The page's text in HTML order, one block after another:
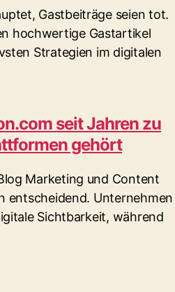
Gastbeiträge seien tot.
hochwertige Gastartikel
Strategien im digitalen
seit Jahren zu
gehört
Marketing und Content
entscheidend. Unternehmen
Sichtbarkeit, während